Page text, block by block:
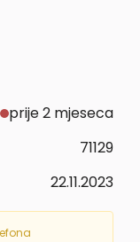
prije 2 mjeseca
71129
22.11.2023